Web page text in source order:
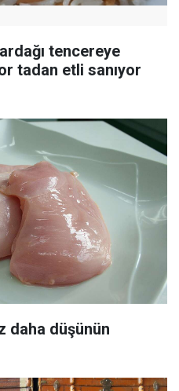
tencereye
tadan etli sanıyor
daha düşünün